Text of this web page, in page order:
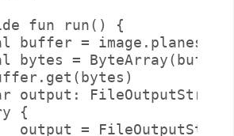
fun run() {
buffer =
bytes =
output:
{
output =